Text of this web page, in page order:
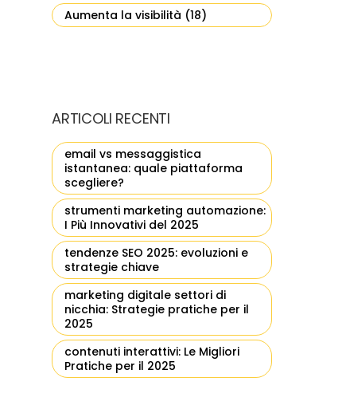
Aumenta la visibilità (18)
ARTICOLI RECENTI
email vs messaggistica
istantanea: quale piattaforma
scegliere?
strumenti marketing automazione:
I Più Innovativi del 2025
tendenze SEO 2025: evoluzioni e
strategie chiave
marketing digitale settori di
nicchia: Strategie pratiche per il
2025
contenuti interattivi: Le Migliori
Pratiche per il 2025